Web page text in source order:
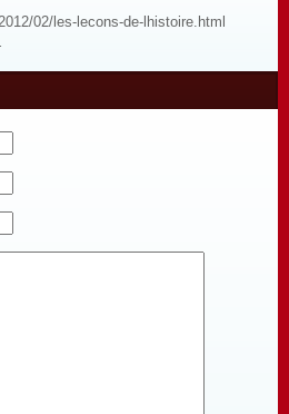
02/les-lecons-de-lhistoire.html